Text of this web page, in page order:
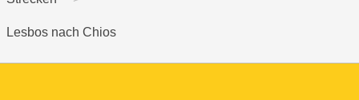
Lesbos nach Chios